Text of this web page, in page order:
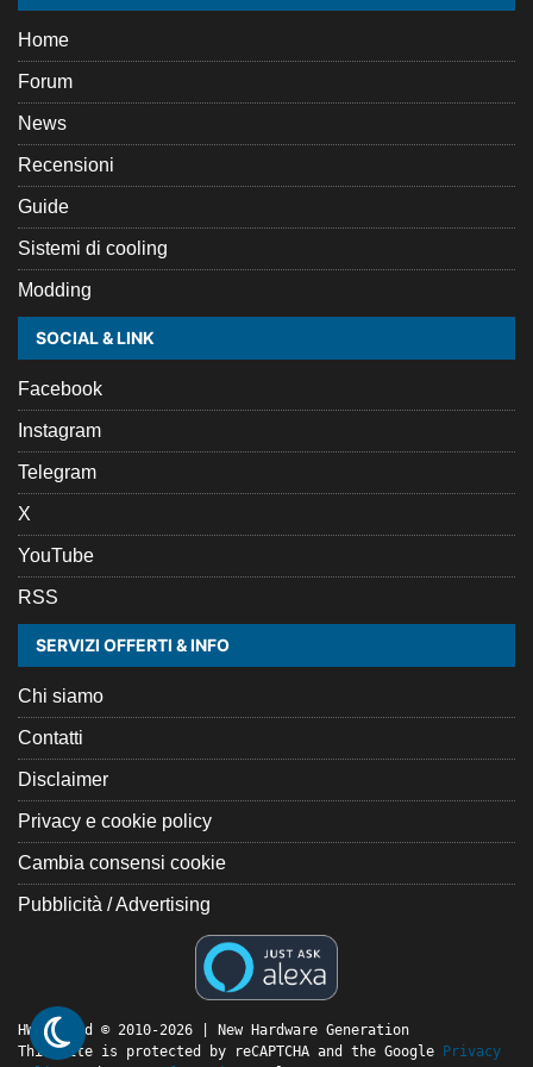
Home
Forum
News
Recensioni
Guide
Sistemi di cooling
Modding
SOCIAL & LINK
Facebook
Instagram
Telegram
X
YouTube
RSS
SERVIZI OFFERTI & INFO
Chi siamo
Contatti
Disclaimer
Privacy e cookie policy
Cambia consensi cookie
Pubblicità / Advertising
HW Legend © 2010-2026 | New Hardware Generation
This site is protected by reCAPTCHA and the Google Privacy